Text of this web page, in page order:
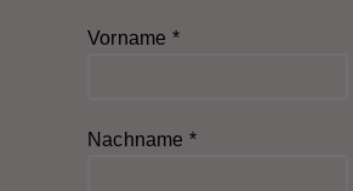
Vorname *
Nachname *